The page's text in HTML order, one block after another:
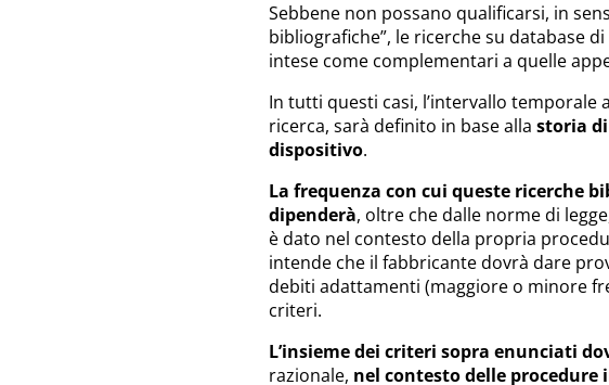
Sebbene non possano qualificarsi, in
bibliografiche”, le ricerche su database
intese come complementari a quelle
In tutti questi casi, l’intervallo temporale
ricerca, sarà definito in base alla storia
dispositivo.
La frequenza con cui queste ricerche
dipenderà, oltre che dalle norme di
è dato nel contesto della propria
intende che il fabbricante dovrà dare
debiti adattamenti (maggiore o minore
criteri.
L’insieme dei criteri sopra enunciati
razionale, nel contesto delle procedure